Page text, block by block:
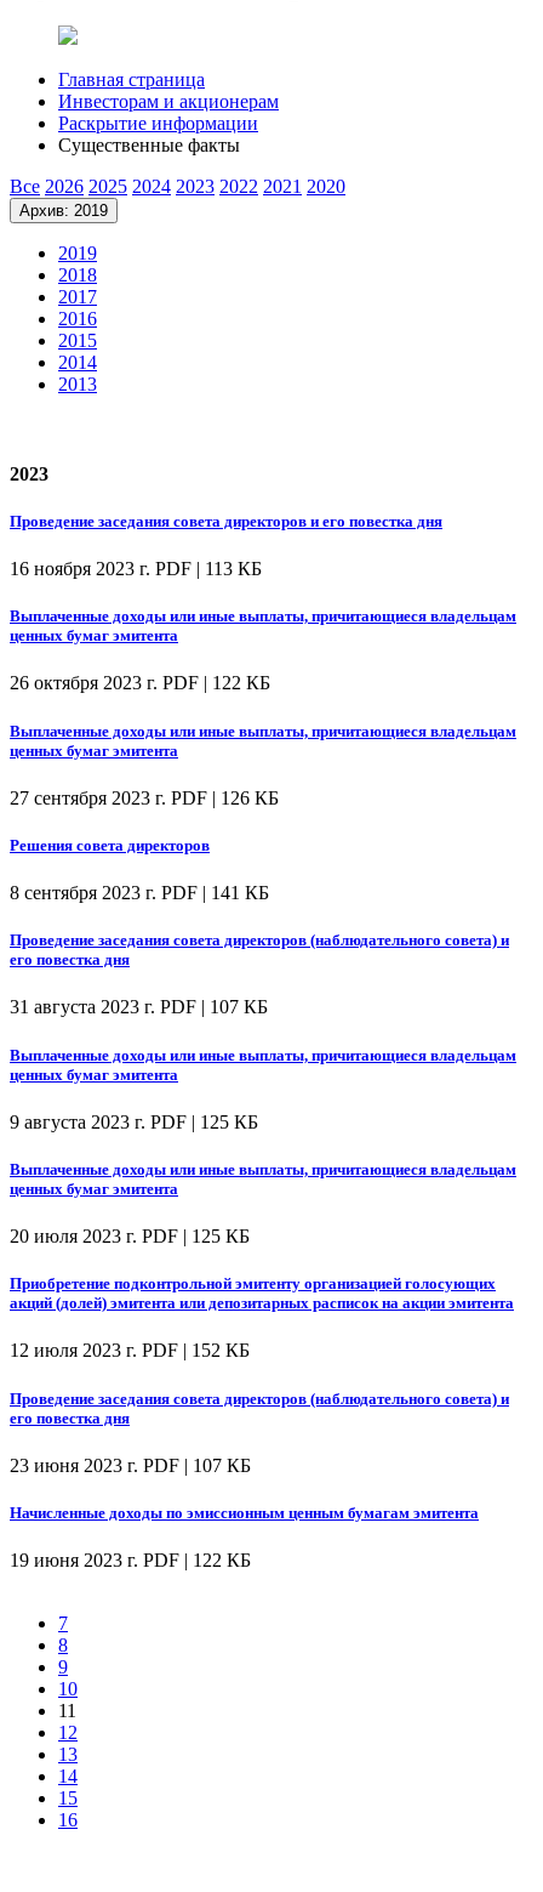
Главная страница
Инвесторам и акционерам
Раскрытие информации
Существенные факты
Все 2026 2025 2024 2023 2022 2021 2020
Архив: 2019
2019
2018
2017
2016
2015
2014
2013
2023
Проведение заседания совета директоров и его повестка дня
16 ноября 2023 г. PDF | 113 КБ
Выплаченные доходы или иные выплаты, причитающиеся владельцам
ценных бумаг эмитента
26 октября 2023 г. PDF | 122 КБ
Выплаченные доходы или иные выплаты, причитающиеся владельцам
ценных бумаг эмитента
27 сентября 2023 г. PDF | 126 КБ
Решения совета директоров
8 сентября 2023 г. PDF | 141 КБ
Проведение заседания совета директоров (наблюдательного совета) и
его повестка дня
31 августа 2023 г. PDF | 107 КБ
Выплаченные доходы или иные выплаты, причитающиеся владельцам
ценных бумаг эмитента
9 августа 2023 г. PDF | 125 КБ
Выплаченные доходы или иные выплаты, причитающиеся владельцам
ценных бумаг эмитента
20 июля 2023 г. PDF | 125 КБ
Приобретение подконтрольной эмитенту организацией голосующих
акций (долей) эмитента или депозитарных расписок на акции эмитента
12 июля 2023 г. PDF | 152 КБ
Проведение заседания совета директоров (наблюдательного совета) и
его повестка дня
23 июня 2023 г. PDF | 107 КБ
Начисленные доходы по эмиссионным ценным бумагам эмитента
19 июня 2023 г. PDF | 122 КБ
7
8
9
10
11
12
13
14
15
16